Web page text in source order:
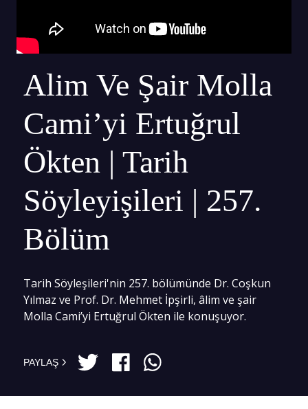
Alim Ve Şair Molla
Cami’yi Ertuğrul
Ökten | Tarih
Söyleyişileri | 257.
Bölüm
Tarih Söyleşileri'nin 257. bölümünde Dr. Coşkun
Yılmaz ve Prof. Dr. Mehmet İpşirli, âlim ve şair
Molla Cami’yi Ertuğrul Ökten ile konuşuyor.
PAYLAŞ